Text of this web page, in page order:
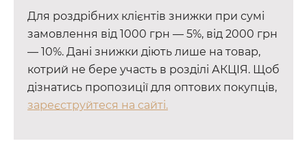
Для роздрібних клієнтів знижки при сумі
замовлення від 1000 грн — 5%, від 2000 грн
— 10%. Дані знижки діють лише на товар,
котрий не бере участь в розділі АКЦІЯ. Щоб
дізнатись пропозиції для оптових покупців,
зареєструйтеся на сайті.